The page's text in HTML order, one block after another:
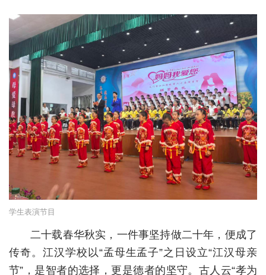
城建
科教
健康
悠游
相亲
汽车
消费
文化
学生表演节目
二十载春华秋实，一件事坚持做二十年，便成了
传奇。江汉学校以“孟母生孟子”之日设立“江汉母亲
节”，是智者的选择，更是德者的坚守。古人云“孝为